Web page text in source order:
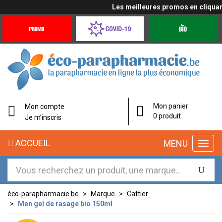
Les meilleures promos en cliquant
Offres
Coronavirus
éco-
parapharmacie.fr
éco-
parapharmacie.fr
Mon compte
Je m’inscris
Mon panier
0 produit
MENU
ACCUEIL
éco-parapharmacie.be Marque
Cattier
Men gel de rasage bio 150ml